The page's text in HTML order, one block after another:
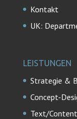
Kontakt
UK:
LEISTUNGEN
Strategie &
Concept-
Text/Content